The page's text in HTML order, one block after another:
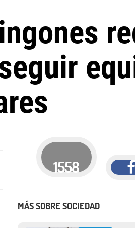
1558
MÁS SOBRE SOCIEDAD